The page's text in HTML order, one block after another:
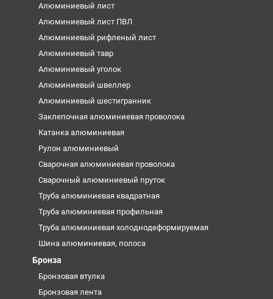
Алюминиевый лист
Алюминиевый лист ПВЛ
Алюминиевый рифленый лист
Алюминиевый тавр
Алюминиевый уголок
Алюминиевый швеллер
Алюминиевый шестигранник
Заклепочная алюминиевая проволока
Катанка алюминиевая
Рулон алюминиевый
Сварочная алюминиевая проволока
Сварочный алюминиевый пруток
Труба алюминиевая квадратная
Труба алюминиевая профильная
Труба алюминиевая холоднодеформируемая
Шина алюминиевая, полоса
Бронза
Бронзовая втулка
Бронзовая лента